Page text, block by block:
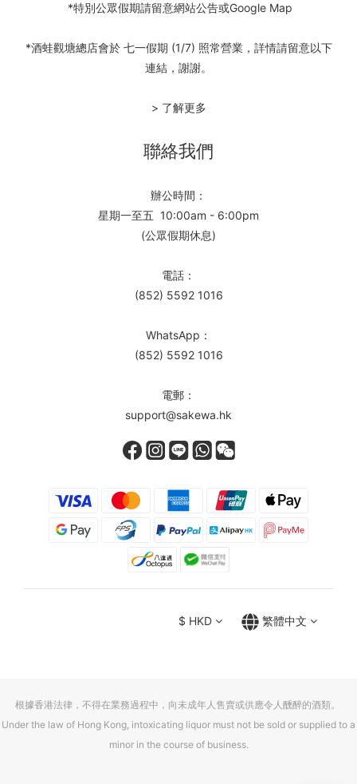
*特別公眾假期請留意網站公告或Google Map
*酒蛙觀塘總店會於 七一假期 (1/7) 照常營業，詳情請留意以下
連結，謝謝。
> 了解更多
聯絡我們
辦公時間：
星期一至五 10:00am - 6:00pm
(公眾假期休息)
電話：
(852) 5592 1016
WhatsApp：
(852) 5592 1016
電郵：
support@sakewa.hk
$ HKD 繁體中文
根據香港法律，不得在業務過程中，向未成年人售賣或供應令人醺醉的酒類。
Under the law of Hong Kong, intoxicating liquor must not be sold or supplied to a
minor in the course of business.